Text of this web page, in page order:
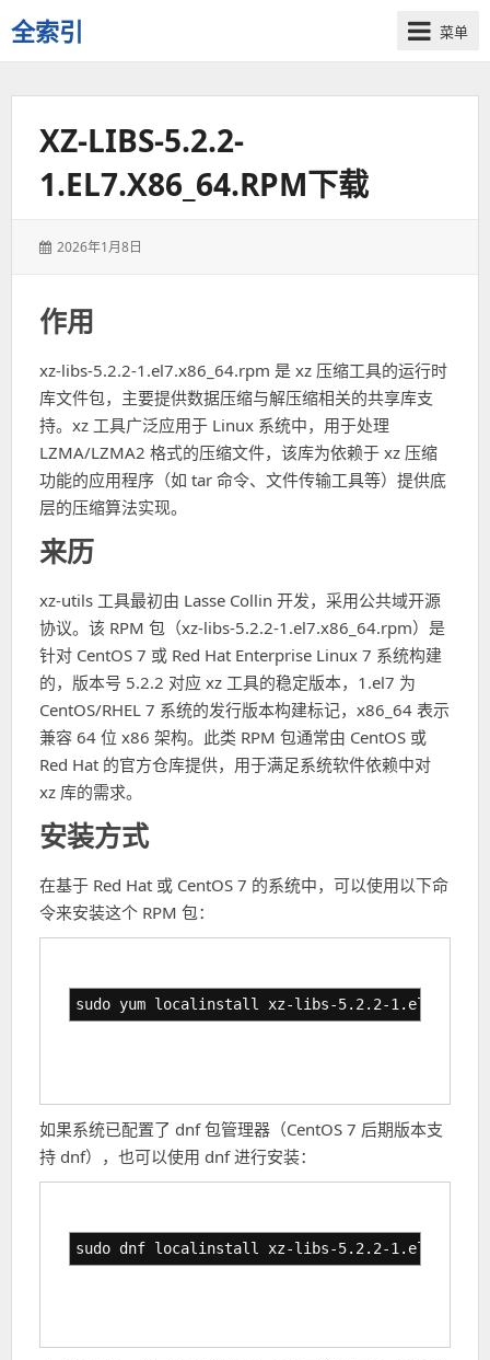
全索引
一
些
菜单
XZ-LIBS-5.2.2-
1.EL7.X86_64.RPM下载
发
2026年1月8日
作用
xz-libs-5.2.2-1.el7.x86_64.rpm 是 xz 压缩工具的运行时
库文件包，主要提供数据压缩与解压缩相关的共享库支
持。xz 工具广泛应用于 Linux 系统中，用于处理
LZMA/LZMA2 格式的压缩文件，该库为依赖于 xz 压缩
功能的应用程序（如 tar 命令、文件传输工具等）提供底
层的压缩算法实现。
来历
xz-utils 工具最初由 Lasse Collin 开发，采用公共域开源
协议。该 RPM 包（xz-libs-5.2.2-1.el7.x86_64.rpm）是
针对 CentOS 7 或 Red Hat Enterprise Linux 7 系统构建
的，版本号 5.2.2 对应 xz 工具的稳定版本，1.el7 为
CentOS/RHEL 7 系统的发行版本构建标记，x86_64 表示
兼容 64 位 x86 架构。此类 RPM 包通常由 CentOS 或
Red Hat 的官方仓库提供，用于满足系统软件依赖中对
xz 库的需求。
安装方式
在基于 Red Hat 或 CentOS 7 的系统中，可以使用以下命
令来安装这个 RPM 包：
sudo yum localinstall xz-libs-5.2.2-
如果系统已配置了 dnf 包管理器（CentOS 7 后期版本支
持 dnf），也可以使用 dnf 进行安装：
sudo dnf localinstall xz-libs-5.2.2-